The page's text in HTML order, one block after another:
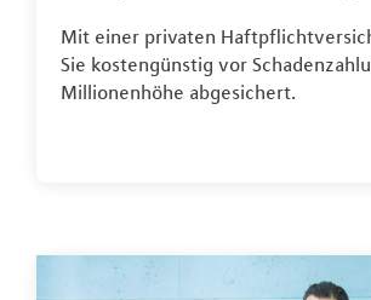
Mit einer privaten
Sie kostengünstig vor
Millionenhöhe abgesichert.